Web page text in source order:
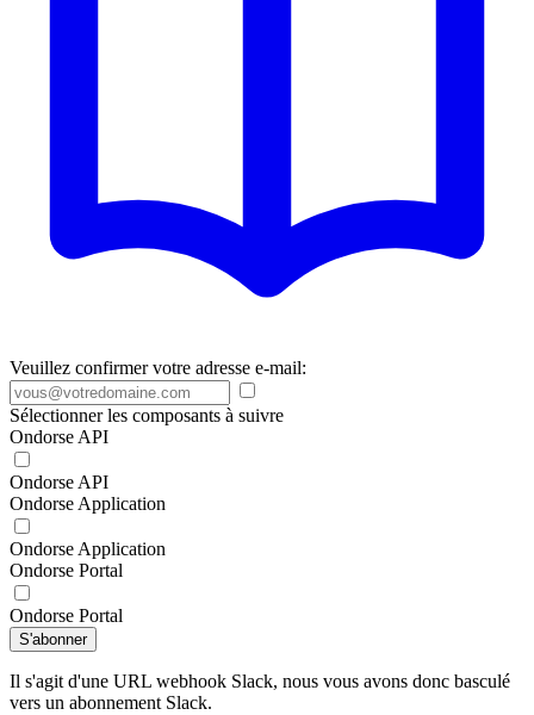
Veuillez confirmer votre adresse e-mail:
Sélectionner les composants à suivre
Ondorse API
Ondorse API
Ondorse Application
Ondorse Application
Ondorse Portal
Ondorse Portal
S'abonner
Il s'agit d'une URL webhook Slack, nous vous avons donc basculé
vers un abonnement Slack.